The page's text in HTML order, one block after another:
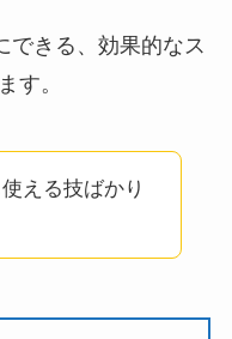
できる、効果的なス
す。
える技ばかり